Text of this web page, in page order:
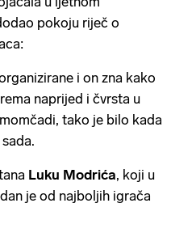
pokoju riječ o
i on zna kako
naprijed i čvrsta u
tako je bilo kada
Luku Modrića, koji u
je od najboljih igrača